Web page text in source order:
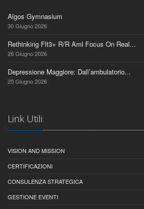
Algos Gymnasium
30 Giugno 2026
Rethinking Flt3+ R/R Aml Focus On Real...
26 Giugno 2026
Depressione Maggiore: Dall’ambulatorio...
25 Giugno 2026
Link Utili
VISION AND MISSION
CERTIFICAZIONI
CONSULENZA STRATEGICA
GESTIONE EVENTI